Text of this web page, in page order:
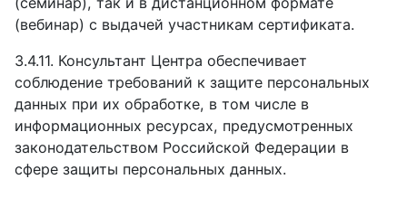
(вебинар) с выдачей участникам сертификата.
3.4.11. Консультант Центра обеспечивает
соблюдение требований к защите персональных
данных при их обработке, в том числе в
информационных ресурсах, предусмотренных
законодательством Российской Федерации в
сфере защиты персональных данных.